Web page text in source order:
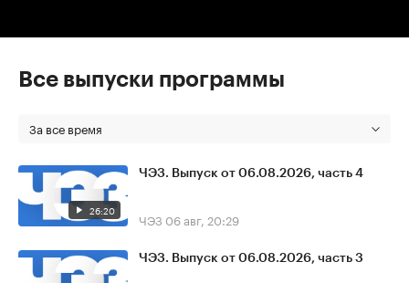
Все выпуски программы
За все время
26:20
ЧЭЗ. Выпуск от 06.08.2026, часть 4
ЧЭЗ 06 авг, 20:29
ЧЭЗ. Выпуск от 06.08.2026, часть 3